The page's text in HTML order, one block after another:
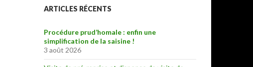
ARTICLES RÉCENTS
Procédure prud’homale : enfin une
simplification de la saisine !
3 août 2026